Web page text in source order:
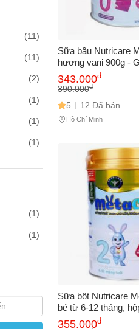
(11)
(11)
(2)
(1)
(1)
(1)
(1)
(1)
Sữa bầu Nutricare
hương vani 900g -
mạnh, thai nhi phát
công thức dinh
343.000đ
390.000đ
5 12 Đã bán
Hồ Chí Minh
Sữa bột Nutricare
bé từ 6-12 tháng,
sung dưỡng chất
355.000đ
Mô tả